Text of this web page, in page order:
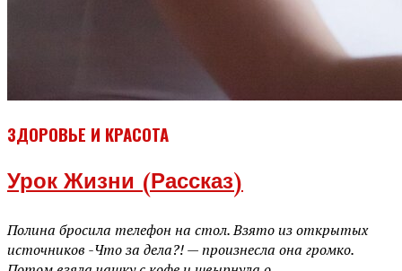
ЗДОРОВЬЕ И КРАСОТА
Урок Жизни (рассказ)
Полина бросила телефон на стол. Взято из открытых
источников -Что за дела?! — произнесла она громко.